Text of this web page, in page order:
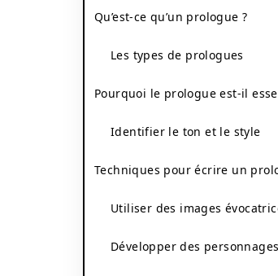
Qu’est-ce qu’un prologue ?
Les types de prologues
Pourquoi le prologue est-il
Identifier le ton et le style
Techniques pour écrire un
Utiliser des images
Développer des